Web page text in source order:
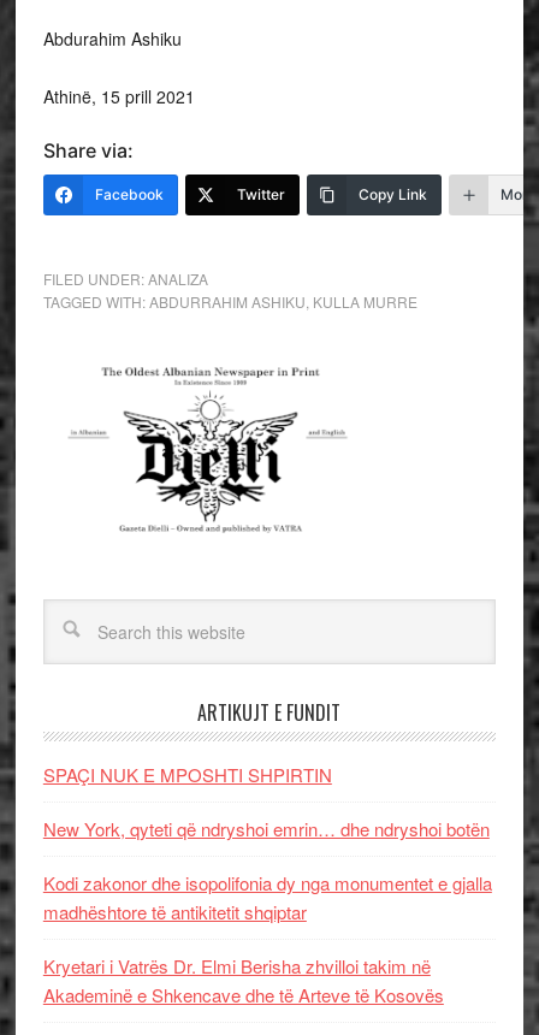
Abdurahim Ashiku
Athinë, 15 prill 2021
Share via:
Facebook Twitter Copy Link More
FILED UNDER:ANALIZA
TAGGED WITH:ABDURRAHIM ASHIKU, KULLA MURRE
ARTIKUJT E FUNDIT
SPAÇI NUK E MPOSHTI SHPIRTIN
New York, qyteti që ndryshoi emrin… dhe ndryshoi botën
Kodi zakonor dhe isopolifonia dy nga monumentet e gjalla
madhështore të antikitetit shqiptar
Kryetari i Vatrës Dr. Elmi Berisha zhvilloi takim në
Akademinë e Shkencave dhe të Arteve të Kosovës